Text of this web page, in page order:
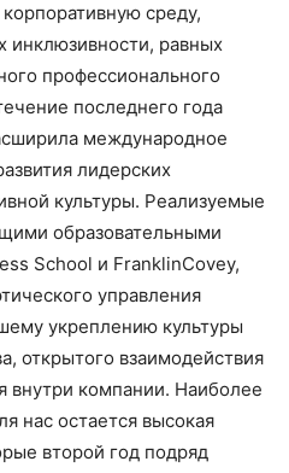
среду,
инклюзивности, равных
профессионального
последнего года
международное
лидерских
культуры. Реализуемые
образовательными
School и FranklinCovey,
управления
укреплению культуры
открытого взаимодействия
внутри компании. Наиболее
нас остается высокая
второй год подряд